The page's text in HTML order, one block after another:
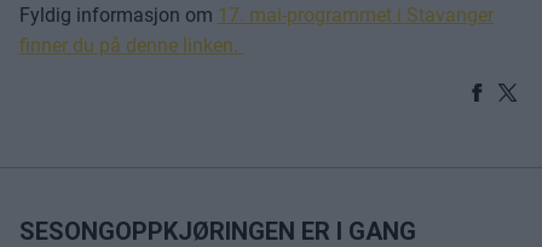
Fyldig informasjon om 17. mai-programmet i Stavanger
finner du på denne linken.
SESONGOPPKJØRINGEN ER I GANG